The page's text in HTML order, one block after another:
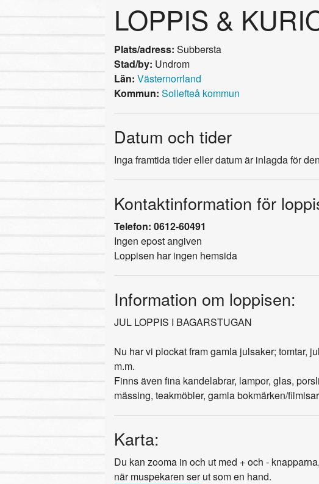
LOPPIS &
Plats/adress: Subbersta
Stad/by: Undrom
Län: Västernorrland
Kommun: Sollefteå kommun
Datum och tider
Inga framtida tider eller datum är inlagda för
Kontaktinformation för
Telefon: 0612-60491
Ingen epost angiven
Loppisen har ingen hemsida
Information om loppisen:
JUL LOPPIS I BAGARSTUGAN
Nu har vi plockat fram gamla julsaker; tomtar,
m.m.
Finns även fina kandelabrar, lampor, glas,
mässing, teakmöbler, gamla bokmärken/
Karta:
Du kan zooma in och ut med + och -
när muspekaren ser ut som en hand.